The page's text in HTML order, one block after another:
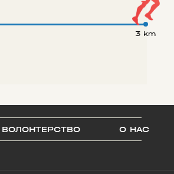
3 km
ВОЛОНТЕРСТВО О НАС